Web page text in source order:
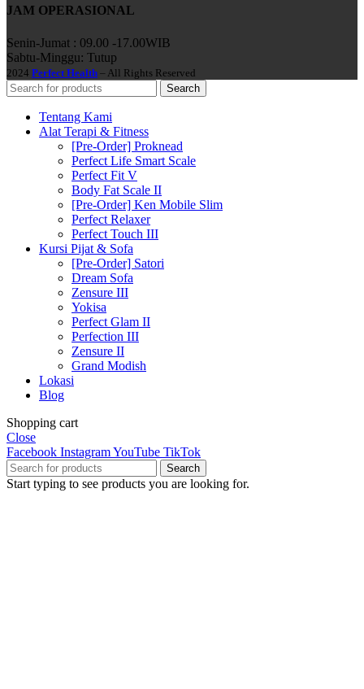
JAM OPERASIONAL
Senin-Jumat : 09.00 -17.00WIB
Sabtu-Minggu: Tutup
2024 Perfect Health – All Rights Reserved
Search
Tentang Kami
Alat Terapi & Fitness
[Pre-Order] Proknead
Perfect Life Smart Scale
Perfect Fit V
Body Fat Scale II
[Pre-Order] Ken Mobile Slim
Perfect Relaxer
Perfect Touch III
Kursi Pijat & Sofa
[Pre-Order] Satori
Dream Sofa
Zensure III
Yokisa
Perfect Glam II
Perfection III
Zensure II
Grand Modish
Lokasi
Blog
Shopping cart
Close
Facebook InstagramYouTube TikTok
Search
Start typing to see products you are looking for.